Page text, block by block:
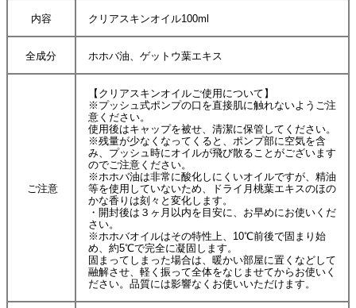
内容 クリアスキンオイル100ml
全成分 ホホバ油、ゲットウ葉エキス
ご注意
【クリアスキンオイルご使用について】
※プッシュ式ポンプの口を直接肌に触れないようご注
意ください。
使用後はキャップを被せ、清潔に保管してください。
※残量が少なくなってくると、ポンプ部に空気を含
み、プッシュ時にオイルが飛び散ることがございます
のでご注意ください。
※ホホバ油は非常に酸化しにくいオイルですが、精油
等を使用していないため、ドライ月桃葉エキスのほの
かな香りは刻々と変化します。
・開封後は３ヶ月以内を目安に、お早めにお使いくだ
さい。
※ホホバオイルはその特性上、10℃前後で固まり始
め、約5℃で完全に凝固します。
固まってしまった場合は、暖かい部屋に置くなどして
融解させ、軽く振って全体をなじませてからお使いく
ださい。品質には影響なくお使いいただけます。